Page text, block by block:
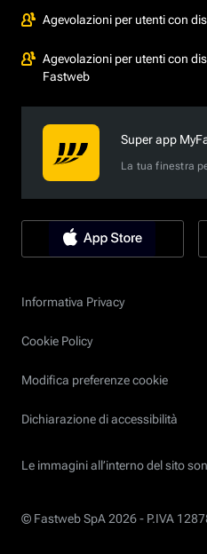
Agevolazioni per utenti con
Agevolazioni per utenti con
Fastweb
Super app
La tua finestra
Informativa Privacy
Cookie Policy
Modifica preferenze cookie
Dichiarazione di accessibilità
Le immagini all’interno del sito
© Fastweb SpA 2026 - P.IVA